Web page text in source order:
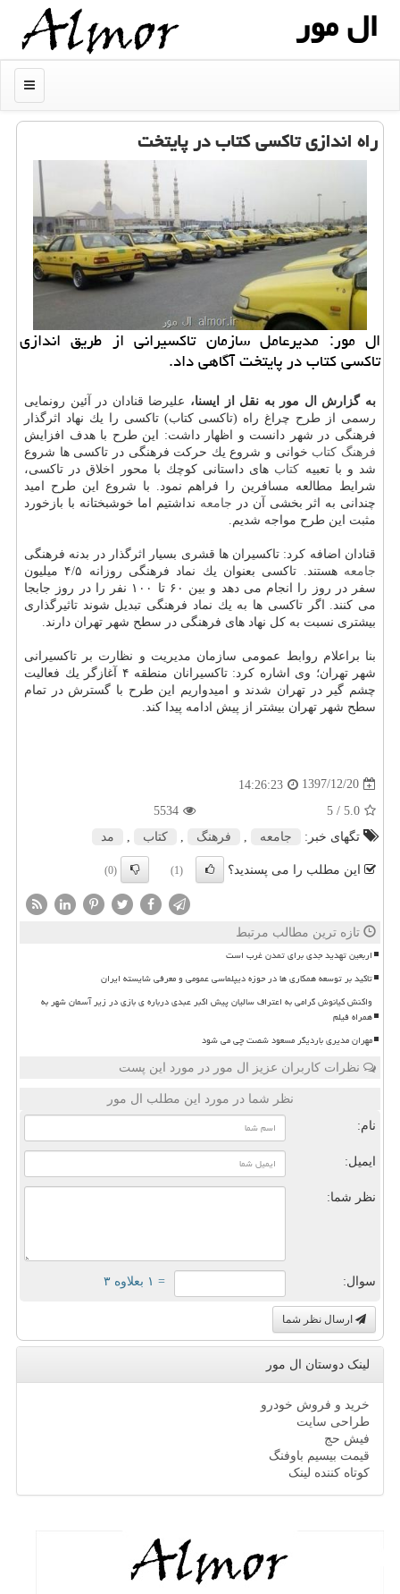
ال مور
منو
راه اندازی تاكسی كتاب در پایتخت
ال مور: مدیرعامل سازمان تاكسیرانی از طریق اندازی
تاكسی كتاب در پایتخت آگاهی داد.
به گزارش ال مور به نقل از ایسنا، علیرضا قنادان در آئین رونمایی
رسمی از طرح چراغ راه (تاكسی كتاب) تاكسی را یك نهاد اثرگذار
فرهنگی در شهر دانست و اظهار داشت: این طرح با هدف افزایش
فرهنگ كتاب خوانی و شروع یك حركت فرهنگی در تاكسی ها شروع
شد و با تعبیه كتاب های داستانی كوچك با محور اخلاق در تاكسی،
شرایط مطالعه مسافرین را فراهم نمود. با شروع این طرح امید
چندانی به اثر بخشی آن در جامعه نداشتیم اما خوشبختانه با بازخورد
مثبت این طرح مواجه شدیم.
قنادان اضافه كرد: تاكسیران ها قشری بسیار اثرگذار در بدنه فرهنگی
جامعه
هستند. تاكسی بعنوان یك نماد فرهنگی روزانه ۴/۵ میلیون
سفر در روز را انجام می دهد و بین ۶۰ تا ۱۰۰ نفر را در روز جابجا
می كنند. اگر تاكسی ها به یك نماد فرهنگی تبدیل شوند تاثیرگذاری
بیشتری نسبت به كل نهاد های فرهنگی در سطح شهر تهران دارند.
بنا براعلام روابط عمومی سازمان مدیریت و نظارت بر تاكسیرانی
شهر تهران؛ وی اشاره كرد: تاكسیرانان منطقه ۴ آغازگر یك فعالیت
چشم گیر در تهران شدند و امیدواریم این طرح با گسترش در تمام
سطح شهر تهران بیشتر از پیش ادامه پیدا كند.
1397/12/20
14:26:23
5.0
/ 5
5534
تگهای خبر:
جامعه , فرهنگ , كتاب , مد
این مطلب را می پسندید؟ (1)
(0)
تازه ترین مطالب مرتبط
اربعین تهدید جدی برای تمدن غرب است
تاکید بر توسعه همکاری ها در حوزه دیپلماسی عمومی و معرفی شایسته ایران
واکنش کیانوش گرامی به اعتراف سالیان پیش اکبر عبدی درباره ی بازی در زیر آسمان شهر به
همراه فیلم
مهران مدیری باردیگر مسعود شصت چی می شود
نظرات کاربران عزیز ال مور در مورد این پست
نظر شما در مورد این مطلب ال مور
نام:
ایمیل:
نظر شما:
سوال: = ۱ بعلاوه ۳
ارسال نظر شما
لینک دوستان ال مور
خرید و فروش خودرو
طراحی سایت
فیش حج
قیمت بیسیم باوفنگ
کوتاه کننده لینک